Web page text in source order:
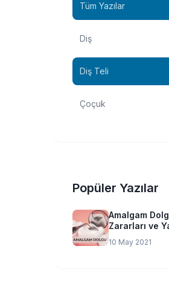
Tüm Yazılar
Diş
Diş Teli
Çoçuk
Popüler Yazılar
Amalgam
Zararları ve
10 May 2021